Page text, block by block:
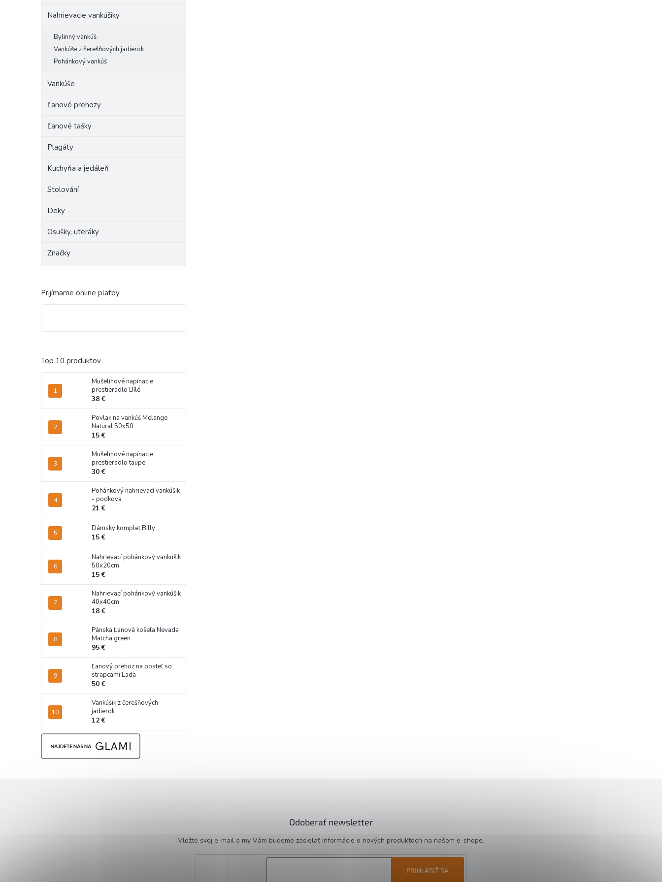
Nahrievacie vankúšiky
Bylinný vankúš
Vankúše z čerešňových jadierok
Pohánkový vankúš
Vankúše
Ľanové prehozy
Ľanové tašky
Plagáty
Kuchyňa a jedáleň
Stolování
Deky
Osušky, uteráky
Značky
Prijímame online platby
Top 10 produktov
Mušelínové napínacie
prestieradlo Bílé
38 €
Povlak na vankúš Melange
Natural 50x50
15 €
Mušelínové napínacie
prestieradlo taupe
30 €
Pohánkový nahrievací vankúšik
- podkova
21 €
Dámsky komplet Billy
15 €
Nahrievací pohánkový vankúšik
50x20cm
15 €
Nahrievací pohánkový vankúšik
40x40cm
18 €
Pánska Ľanová košeľa Nevada
Matcha green
95 €
Ľanový prehoz na posteľ so
strapcami Lada
50 €
Vankúšik z čerešňových
jadierok
12 €
Odoberať newsletter
Vložte svoj e-mail a my Vám budeme zasielať informácie o nových produktoch na našom e-shope.
PRIHLÁSIŤ SA